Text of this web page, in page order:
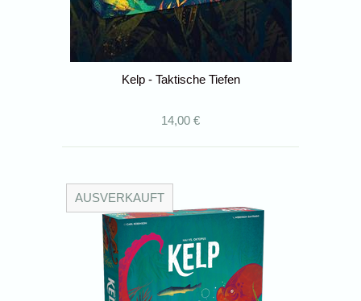
Kelp - Taktische Tiefen
14,00 €
AUSVERKAUFT